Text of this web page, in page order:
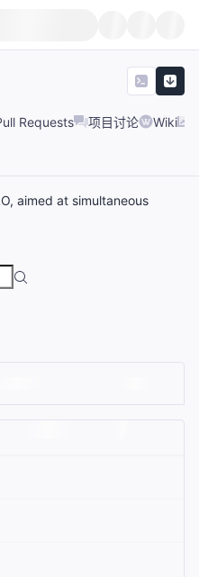
Requests 项目讨论 Wiki
aimed at simultaneous